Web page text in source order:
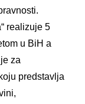
realizuje 5
u BiH a
za
predstavlja